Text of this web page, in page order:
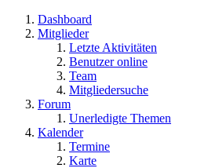
Dashboard
Mitglieder
Letzte Aktivitäten
Benutzer online
Team
Mitgliedersuche
Forum
Unerledigte Themen
Kalender
Termine
Karte